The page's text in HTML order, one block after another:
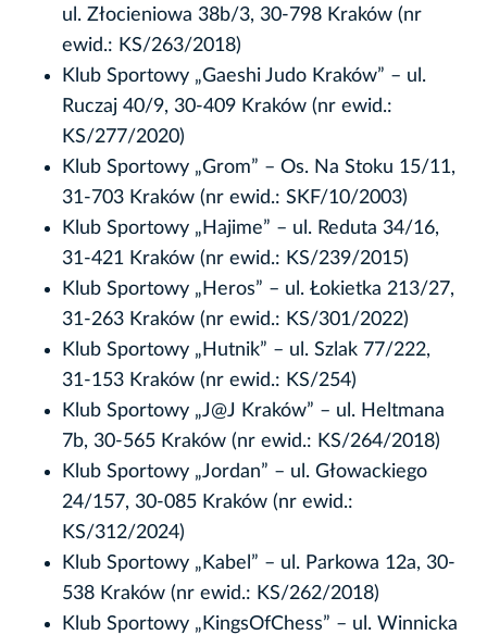
ul. Złocieniowa 38b/3, 30-798 Kraków (nr
ewid.: KS/263/2018)
Klub Sportowy „Gaeshi Judo Kraków” – ul.
Ruczaj 40/9, 30-409 Kraków (nr ewid.:
KS/277/2020)
Klub Sportowy „Grom” – Os. Na Stoku 15/11,
31-703 Kraków (nr ewid.: SKF/10/2003)
Klub Sportowy „Hajime” – ul. Reduta 34/16,
31-421 Kraków (nr ewid.: KS/239/2015)
Klub Sportowy „Heros” – ul. Łokietka 213/27,
31-263 Kraków (nr ewid.: KS/301/2022)
Klub Sportowy „Hutnik” – ul. Szlak 77/222,
31-153 Kraków (nr ewid.: KS/254)
Klub Sportowy „J@J Kraków” – ul. Heltmana
7b, 30-565 Kraków (nr ewid.: KS/264/2018)
Klub Sportowy „Jordan” – ul. Głowackiego
24/157, 30-085 Kraków (nr ewid.:
KS/312/2024)
Klub Sportowy „Kabel” – ul. Parkowa 12a, 30-
538 Kraków (nr ewid.: KS/262/2018)
Klub Sportowy „KingsOfChess” – ul. Winnicka